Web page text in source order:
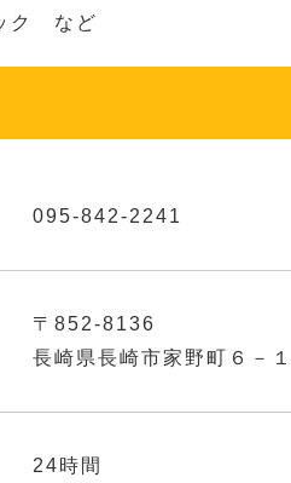
ク など
095-842-2241
〒852-8136
長崎県長崎市家野町６－１
24時間